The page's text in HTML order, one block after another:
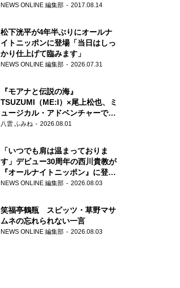
NEWS ONLINE 編集部 2017.08.14
松下洸平が4年半ぶりにオールナ
イトニッポンに登場「当日はしっ
かり仕上げて臨みます」
NEWS ONLINE 編集部 2026.07.31
『モアナと伝説の海』
TSUZUMI（ME:I）×尾上松也、ミ
ュージカル・アドベンチャーで美
声を響かせる
八雲 ふみね 2026.08.01
「いつでも肩は温まっておりま
す」デビュー30周年の西川貴教が
『オールナイトニッポン』に登
場！
NEWS ONLINE 編集部 2026.08.03
笑福亭鶴瓶 スピッツ・草野マサ
ムネの忘れられない一言
NEWS ONLINE 編集部 2026.08.03